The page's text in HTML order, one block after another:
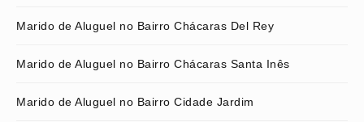
Marido de Aluguel no Bairro Chácaras Del Rey
Marido de Aluguel no Bairro Chácaras Santa Inês
Marido de Aluguel no Bairro Cidade Jardim